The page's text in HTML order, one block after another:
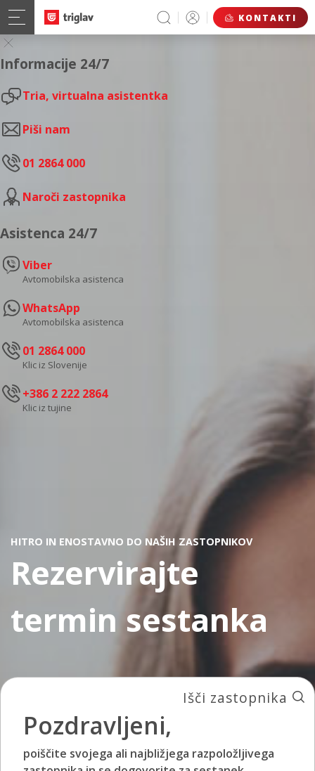
KONTAKTI
Informacije 24/7
Tria, virtualna asistentka
Piši nam
01 2864 000
Naroči zastopnika
Asistenca 24/7
Viber
Avtomobilska asistenca
WhatsApp
Avtomobilska asistenca
01 2864 000
Klic iz Slovenije
+386 2 222 2864
Klic iz tujine
HITRO IN ENOSTAVNO DO NAŠIH ZASTOPNIKOV
Rezervirajte
termin sestanka
Išči zastopnika
Pozdravljeni,
poiščite svojega ali najbližjega razpoložljivega